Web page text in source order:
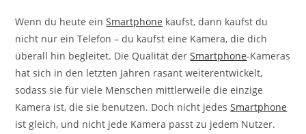
Wenn du heute einSmartphone kaufst, dann kaufst du
nicht nur ein Telefon – du kaufst eine Kamera, die dich
überall hin begleitet. Die Qualität derSmartphone-Kameras
hat sich in den letzten Jahren rasant weiterentwickelt,
sodass sie für viele Menschen mittlerweile die einzige
Kamera ist, die sie benutzen. Doch nicht jedesSmartphone
ist gleich, und nicht jede Kamera passt zu jedem Nutzer.